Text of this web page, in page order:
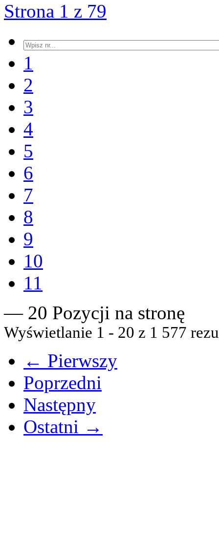
Strona 1 z 79
1
2
3
4
5
6
7
8
9
10
11
— 20 Pozycji na stronę
Wyświetlanie 1 - 20 z 1 577
← Pierwszy
Poprzedni
Następny
Ostatni →